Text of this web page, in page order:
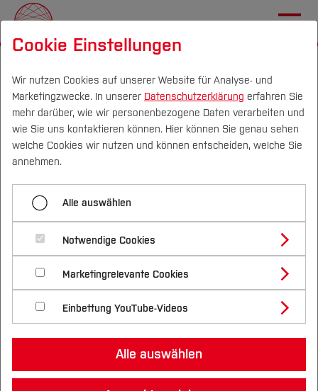
Über
Transferprojekte
Nachhaltigkeitsallianz
MachBar
MachMobil
Transfer Hub
THALESruhr startet neues
Online-Format „Best
Practice Breakfast“
Auftaktfolge am 24.10.2024: Wie
KIS Antriebstechnik energieautark
wird
Cookie Einstellungen
Wir nutzen Cookies auf unserer Website für Analyse- und
Marketingzwecke. In unserer Datenschutzerklärung erfahren Sie
mehr darüber, wie wir personenbezogene Daten verarbeiten und
wie Sie uns kontaktieren können. Hier können Sie genau sehen
welche Cookies wir nutzen und können entscheiden, welche Sie
annehmen.
Alle auswählen
Notwendige Cookies
Marketingrelevante Cookies
Einbettung YouTube-Videos
Alle auswählen